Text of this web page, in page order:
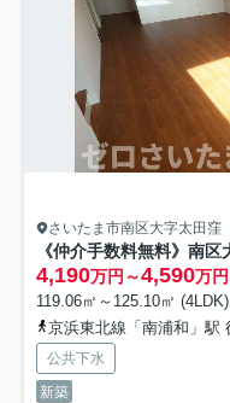
さいたま市南区大字太田窪
4,190万円～4,590万円
119.06㎡～125.10㎡
京浜東北線「南浦和」駅
公共下水
新築